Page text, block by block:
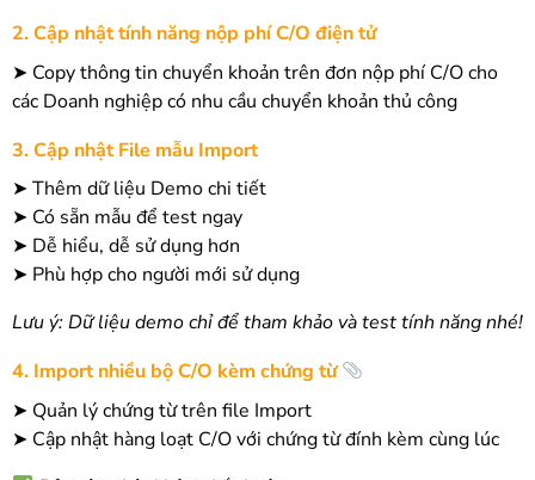
2. Cập nhật tính năng nộp phí C/O điện tử
➤ Copy thông tin chuyển khoản trên đơn nộp phí C/O cho
các Doanh nghiệp có nhu cầu chuyển khoản thủ công
3. Cập nhật File mẫu Import
➤ Thêm dữ liệu Demo chi tiết
➤ Có sẵn mẫu để test ngay
➤ Dễ hiểu, dễ sử dụng hơn
➤ Phù hợp cho người mới sử dụng
Lưu ý: Dữ liệu demo chỉ để tham khảo và test tính năng nhé!
4. Import nhiều bộ C/O kèm chứng từ
➤ Quản lý chứng từ trên file Import
➤ Cập nhật hàng loạt C/O với chứng từ đính kèm cùng lúc